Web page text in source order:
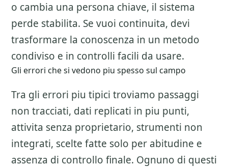
o cambia una persona chiave, il sistema
perde stabilita. Se vuoi continuita, devi
trasformare la conoscenza in un metodo
condiviso e in controlli facili da usare.
Gli errori che si vedono piu spesso sul campo
Tra gli errori piu tipici troviamo passaggi
non tracciati, dati replicati in piu punti,
attivita senza proprietario, strumenti non
integrati, scelte fatte solo per abitudine e
assenza di controllo finale. Ognuno di questi